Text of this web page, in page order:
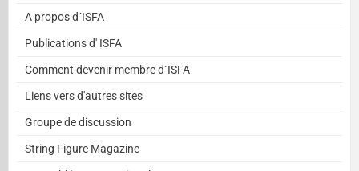
A propos d´ISFA
Publications d' ISFA
Comment devenir membre d´ISFA
Liens vers d'autres sites
Groupe de discussion
String Figure Magazine